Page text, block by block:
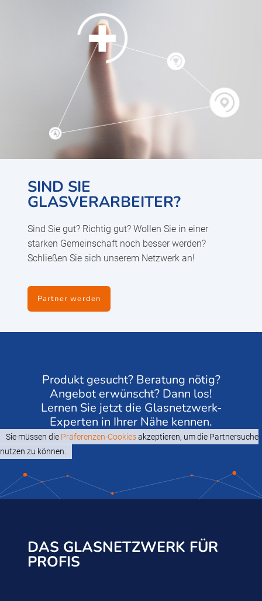
SIND SIE
GLASVERARBEITER?
Sind Sie gut? Richtig gut? Wollen Sie in einer
starken Gemeinschaft noch besser werden?
Schließen Sie sich unserem Netzwerk an!
Partner werden
Produkt gesucht? Beratung nötig?
Angebot erwünscht? Dann los!
Lernen Sie jetzt die Glasnetzwerk-
Experten in Ihrer Nähe kennen.
Sie müssen die Präferenzen-Cookiesakzeptieren, um die Partnersuche
nutzen zu können.
DAS GLASNETZWERK FÜR
PROFIS